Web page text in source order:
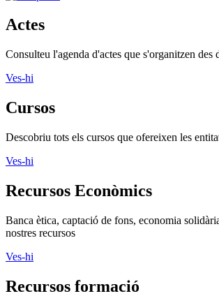
Actes
Consulteu l'agenda d'actes que s'organitzen des
Ves-hi
Cursos
Descobriu tots els cursos que ofereixen les
Ves-hi
Recursos Econòmics
Banca ètica, captació de fons, economia
nostres recursos
Ves-hi
Recursos formació